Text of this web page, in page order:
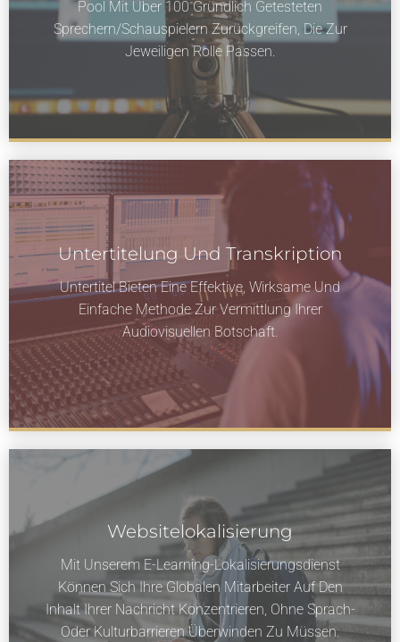
Pool Mit Über 100 Gründlich Getesteten
Sprechern/Schauspielern Zurückgreifen, Die Zur
Jeweiligen Rolle Passen.
Untertitelung Und Transkription
Untertitel Bieten Eine Effektive, Wirksame Und
Einfache Methode Zur Vermittlung Ihrer
Audiovisuellen Botschaft.
Websitelokalisierung
Mit Unserem E-Learning-Lokalisierungsdienst
Können Sich Ihre Globalen Mitarbeiter Auf Den
Inhalt Ihrer Nachricht Konzentrieren, Ohne Sprach-
Oder Kulturbarrieren Überwinden Zu Müssen.